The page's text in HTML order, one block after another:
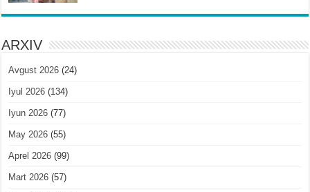
ARXIV
Avgust 2026 (24)
Iyul 2026 (134)
Iyun 2026 (77)
May 2026 (55)
Aprel 2026 (99)
Mart 2026 (57)